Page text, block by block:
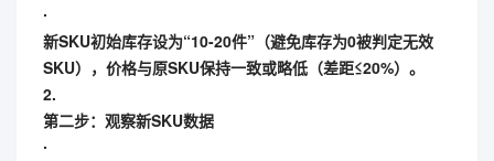
∙
新SKU初始库存设为“10-20件”（避免库存为0被判定无效
SKU），价格与原SKU保持一致或略低（差距≤20%）。
2.
第二步：观察新SKU数据
∙